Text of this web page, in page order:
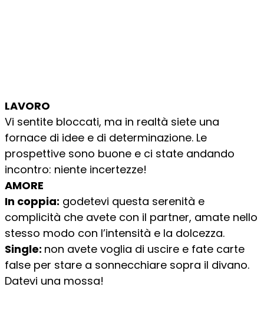
LAVORO
Vi sentite bloccati, ma in realtà siete una
fornace di idee e di determinazione. Le
prospettive sono buone e ci state andando
incontro: niente incertezze!
AMORE
In coppia: godetevi questa serenità e
complicità che avete con il partner, amate nello
stesso modo con l’intensità e la dolcezza.
Single: non avete voglia di uscire e fate carte
false per stare a sonnecchiare sopra il divano.
Datevi una mossa!